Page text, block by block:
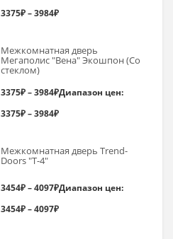
3375₽ – 3984₽
Межкомнатная дверь
Мегаполис "Вена" Экошпон (Со
стеклом)
3375₽–3984₽Диапазон цен:
3375₽ – 3984₽
Межкомнатная дверь Trend-
Doоrs "Т-4"
3454₽–4097₽Диапазон цен:
3454₽ – 4097₽